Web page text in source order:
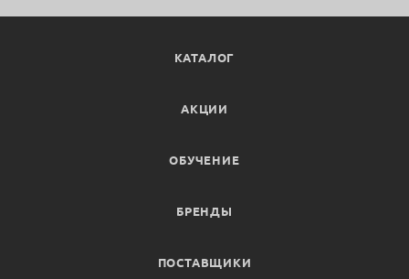
КАТАЛОГ
АКЦИИ
ОБУЧЕНИЕ
БРЕНДЫ
ПОСТАВЩИКИ